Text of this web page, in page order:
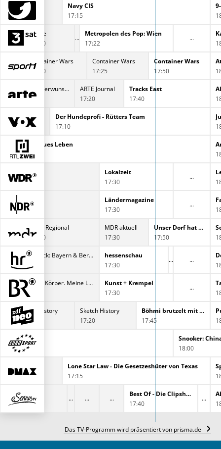
Navy CIS
17:15
heute
17:00
Metropolen des Pop: Wien
17:22
Container Wars
17:00
Container Wars
17:25
Container Wars
17:50
Die Albanischen Alpen - In den verwunschenen Bergen
ARTE Journal
17:20
Tracks East
17:40
Der Hundeprofi - Rütters Team
17:10
in ein neues Leben
Stunde
Lokalzeit
17:30
Rote Sofa
Ländermagazine
17:30
MDR Regional
17:00
MDR aktuell
17:30
Unser Dorf hat Wochenende
17:50
Der Camping-Check: Bayern & Berge
hessenschau
17:30
ARD Wissen: Mein Körper. Meine Limits.
Kunst + Krempel
17:30
Sketch History
16:55
Sketch History
17:20
Böhmi brutzelt mit Laura Larsson
17:45
Snooker:
18:00
Lone Star Law - Die Gesetzeshüter von Texas
17:15
Best Of - Die Clipshow mit Imke & Senad
17:40
Das TV-Programm wird präsentiert von prisma.de